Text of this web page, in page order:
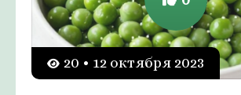
20 • 12 октября 2023